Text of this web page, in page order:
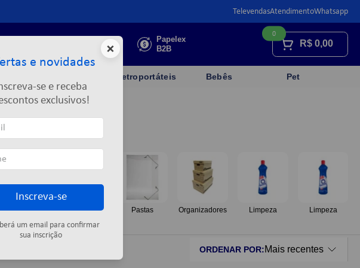
TelevendasAtendimentoWhatsapp
Faça sua
cotação
Papelex
B2B
R$ 0,00
0
Eletroportáteis Bebês Pet
Colas Elásticos Pastas Organizadores Limpeza Limpeza
ORDENAR POR Mais recentes
×
e novidades
se e receba
exclusivos!
Inscreva-se
um email para confirmar
sua inscrição